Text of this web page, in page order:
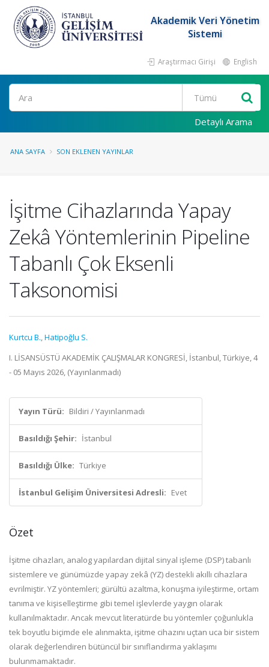
Akademik Veri Yönetim
Sistemi
Araştırmacı Girişi English
Ara
Detaylı Arama
ANA SAYFA SON EKLENEN YAYINLAR
İşitme Cihazlarında Yapay
Zekâ Yöntemlerinin Pipeline
Tabanlı Çok Eksenli
Taksonomisi
Kurtcu B.,Hatipoğlu S.
I. LİSANSÜSTÜ AKADEMİK ÇALIŞMALAR KONGRESİ, İstanbul, Türkiye, 4
- 05 Mayıs 2026, (Yayınlanmadı)
Yayın Türü: Bildiri / Yayınlanmadı
Basıldığı Şehir: İstanbul
Basıldığı Ülke: Türkiye
İstanbul Gelişim Üniversitesi Adresli: Evet
Özet
İşitme cihazları, analog yapılardan dijital sinyal işleme (DSP) tabanlı
sistemlere ve günümüzde yapay zekâ (YZ) destekli akıllı cihazlara
evrilmiştir. YZ yöntemleri; gürültü azaltma, konuşma iyileştirme, ortam
tanıma ve kişiselleştirme gibi temel işlevlerde yaygın olarak
kullanılmaktadır. Ancak mevcut literatürde bu yöntemler çoğunlukla
tek boyutlu biçimde ele alınmakta, işitme cihazını uçtan uca bir sistem
olarak değerlendiren bütüncül bir sınıflandırma yaklaşımı
bulunmamaktadır.